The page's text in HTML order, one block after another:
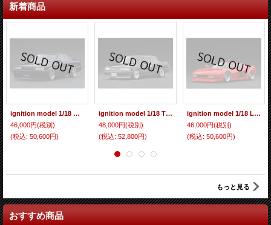
新着商品
ignition model 1/18 Nissan Skyline GTS-R (R31) Black
46,000円(税別)
(税込: 50,600円)
ignition model 1/18 TOYOTA MARKII2.5 GT TWIN turbo (JZX81) Black / Gun Metallic
48,000円(税別)
(税込: 52,800円)
ignition model 1/18 LB-WORKS 512 Red
46,000円(税別)
(税込: 50,600円)
もっと見る
おすすめ商品